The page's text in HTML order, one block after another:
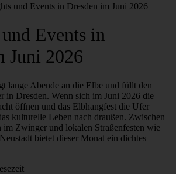
und Events in Dresden im Juni 2026
Events in
Juni 2026
lange Abende an die Elbe und füllt den
in Dresden. Wenn sich im Juni 2026 die
öffnen und das Elbhangfest die Ufer
kulturelle Leben nach draußen. Zwischen
im Zwinger und lokalen Straßenfesten wie
bietet dieser Monat ein dichtes